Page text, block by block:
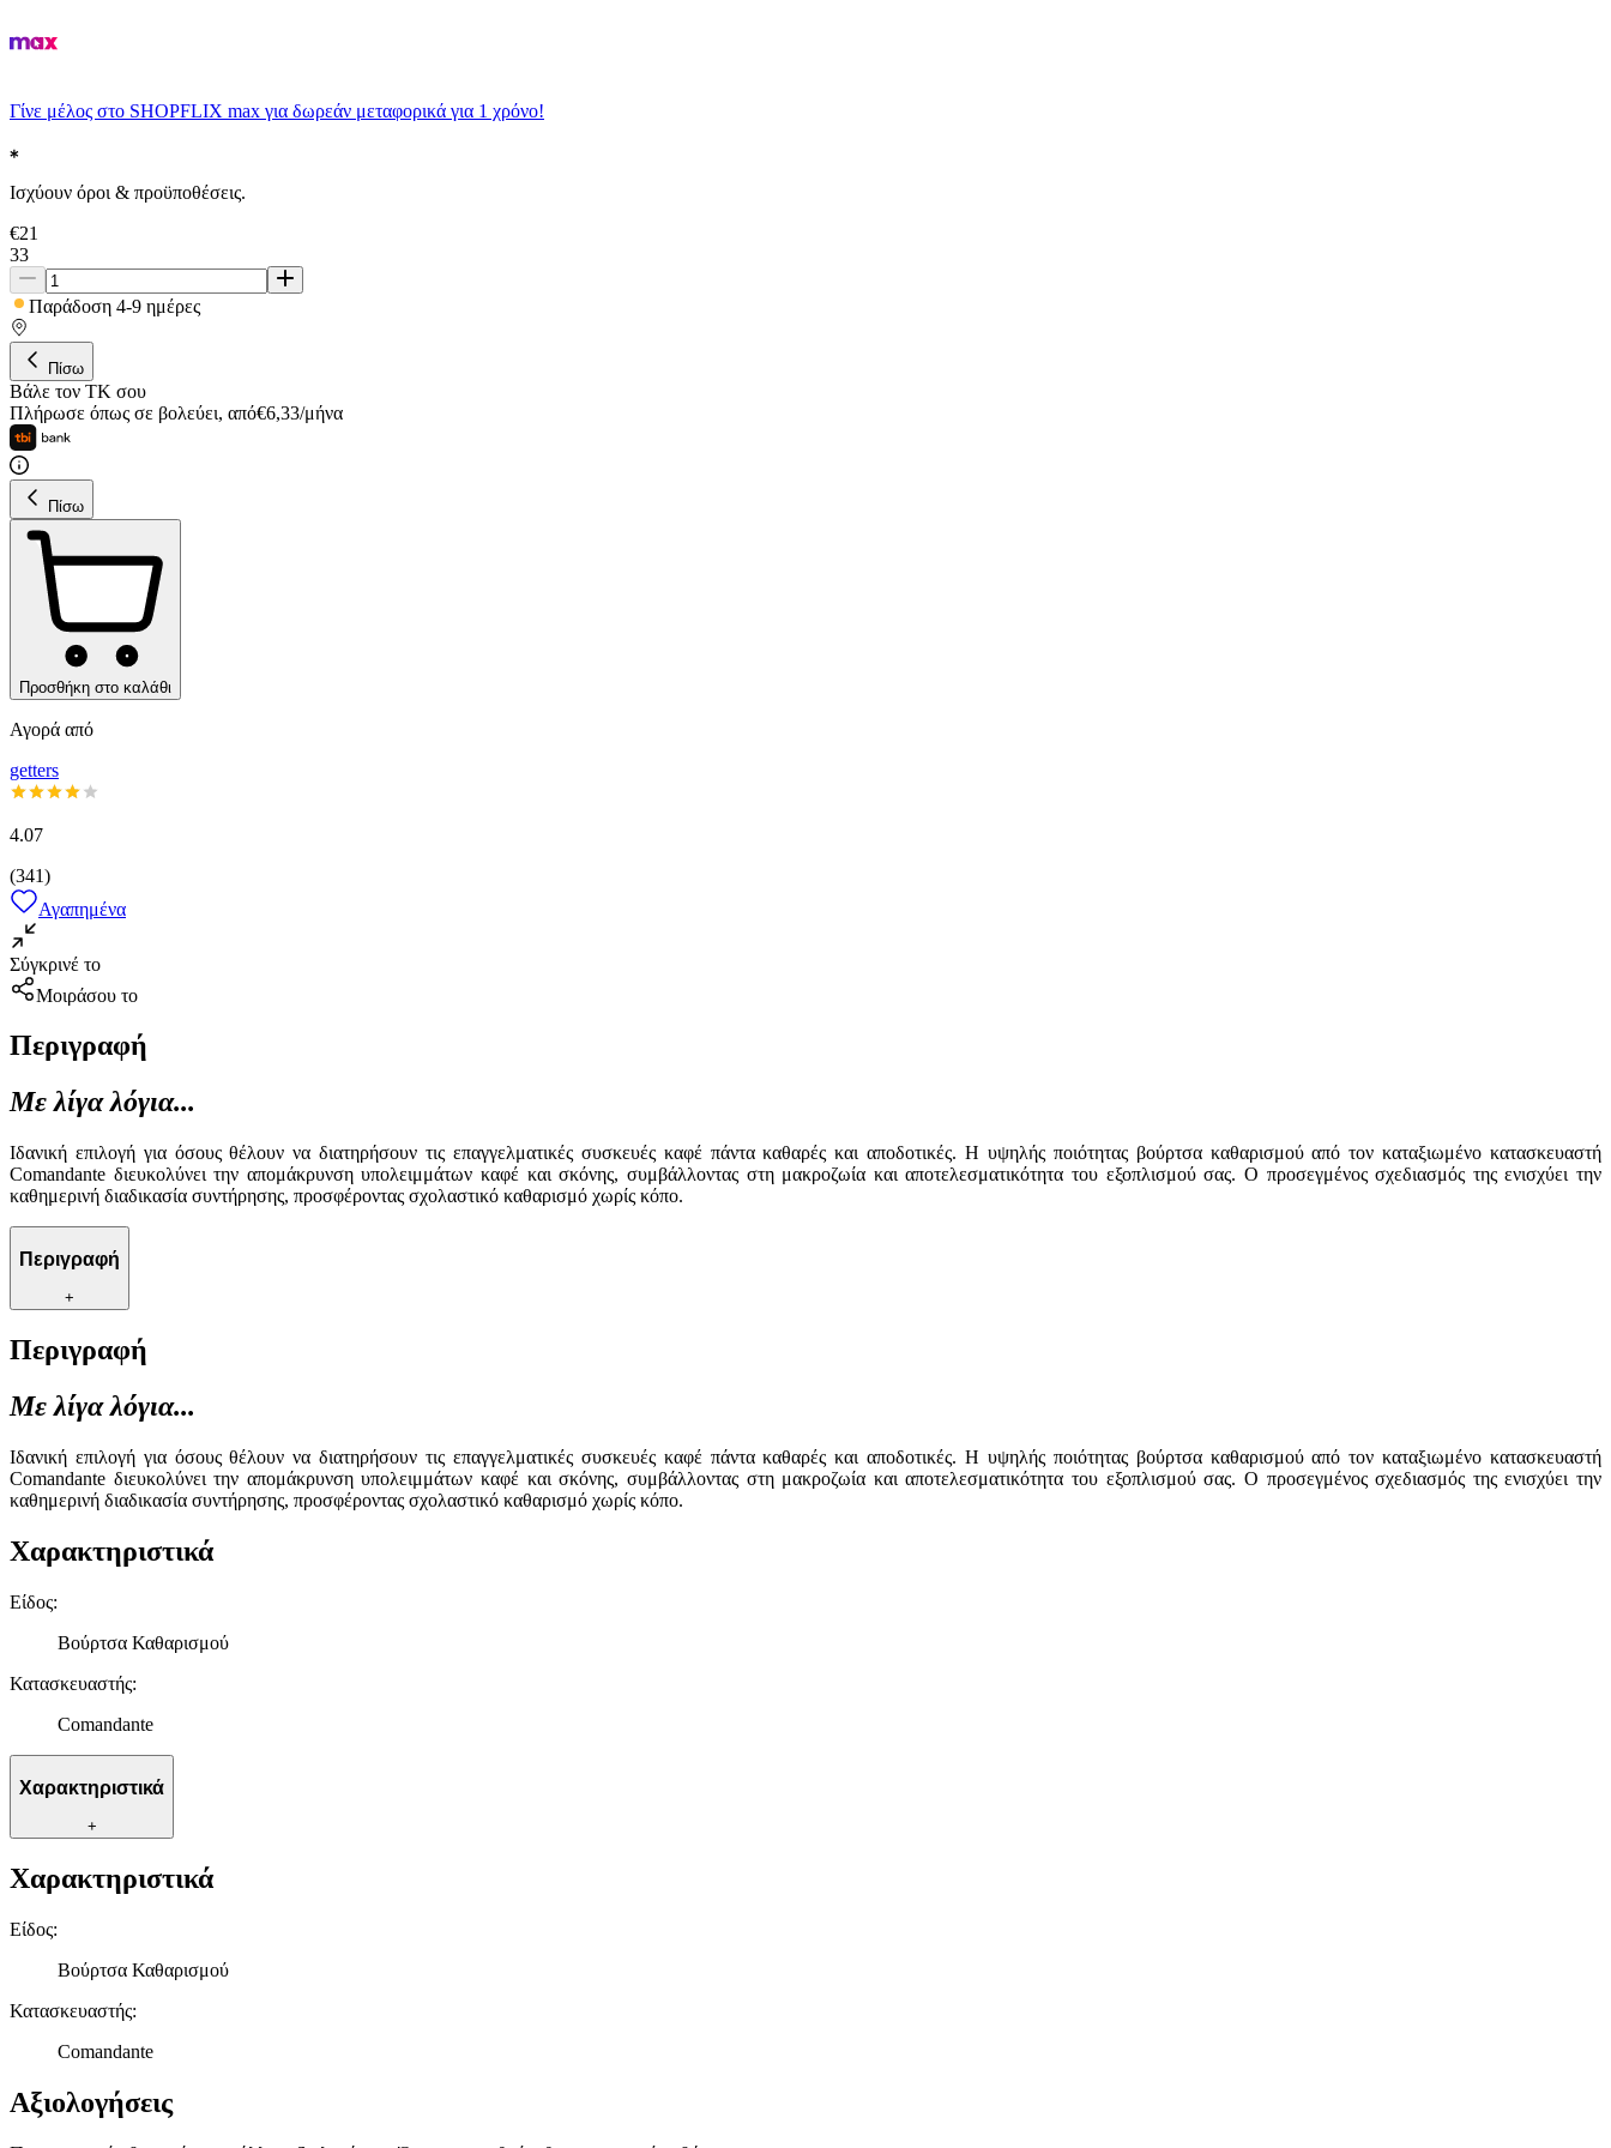
Γίνε μέλος στο SHOPFLIX max για δωρεάν μεταφορικά για 1 χρόνο!
Ισχύουν όροι & προϋποθέσεις.
€21
33
Παράδοση 4-9 ημέρες
Πίσω
Βάλε τον ΤΚ σου
Πλήρωσε όπως σε βολεύει, από€6,33/μήνα
Πίσω
Προσθήκη στο καλάθι
Αγορά από
getters
4.07
(341)
Αγαπημένα
Σύγκρινέ το
Μοιράσου το
Περιγραφή
Με λίγα λόγια...
Ιδανική επιλογή για όσους θέλουν να διατηρήσουν τις επαγγελματικές συσκευές καφέ πάντα καθαρές και αποδοτικές. Η υψηλής ποιότητας βούρτσα καθαρισμού από τον καταξιωμένο κατασκευαστή
Comandante διευκολύνει την απομάκρυνση υπολειμμάτων καφέ και σκόνης, συμβάλλοντας στη μακροζωία και αποτελεσματικότητα του εξοπλισμού σας. Ο προσεγμένος σχεδιασμός της ενισχύει την
καθημερινή διαδικασία συντήρησης, προσφέροντας σχολαστικό καθαρισμό χωρίς κόπο.
Περιγραφή
+
Περιγραφή
Με λίγα λόγια...
Ιδανική επιλογή για όσους θέλουν να διατηρήσουν τις επαγγελματικές συσκευές καφέ πάντα καθαρές και αποδοτικές. Η υψηλής ποιότητας βούρτσα καθαρισμού από τον καταξιωμένο κατασκευαστή
Comandante διευκολύνει την απομάκρυνση υπολειμμάτων καφέ και σκόνης, συμβάλλοντας στη μακροζωία και αποτελεσματικότητα του εξοπλισμού σας. Ο προσεγμένος σχεδιασμός της ενισχύει την
καθημερινή διαδικασία συντήρησης, προσφέροντας σχολαστικό καθαρισμό χωρίς κόπο.
Χαρακτηριστικά
Είδος:
Βούρτσα Καθαρισμού
Κατασκευαστής:
Comandante
Χαρακτηριστικά
+
Χαρακτηριστικά
Είδος:
Βούρτσα Καθαρισμού
Κατασκευαστής:
Comandante
Αξιολογήσεις